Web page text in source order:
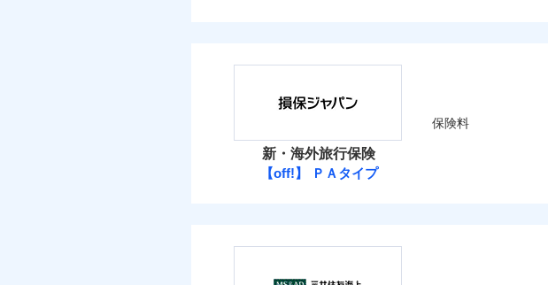
新・海外旅行保険
【off!】 ＰＡタイプ
保険料